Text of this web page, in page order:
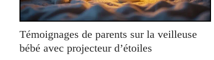
Témoignages de parents sur la veilleuse
bébé avec projecteur d’étoiles